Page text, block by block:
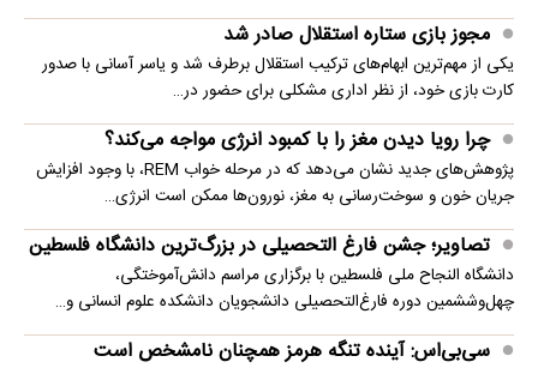
مجوز بازی ستاره استقلال صادر شد
یکی از مهم‌ترین ابهام‌های ترکیب استقلال برطرف شد و یاسر آسانی با صدور
کارت بازی خود، از نظر اداری مشکلی برای حضور در…
چرا رویا دیدن مغز را با کمبود انرژی مواجه می‌کند؟
پژوهش‌های جدید نشان می‌دهد که در مرحله خواب REM، با وجود افزایش
جریان خون و سوخت‌رسانی به مغز، نورون‌ها ممکن است انرژی…
تصاویر؛ جشن فارغ التحصیلی در بزرگ‌ترین دانشگاه فلسطین
دانشگاه النجاح ملی فلسطین با برگزاری مراسم دانش‌آموختگی،
چهل‌وششمین دوره فارغ‌التحصیلی دانشجویان دانشکده علوم انسانی و…
سی‌بی‌اس: آینده تنگه هرمز همچنان نامشخص است